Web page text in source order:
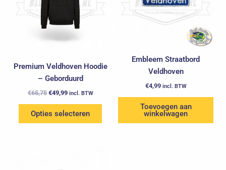
Premium Veldhoven Hoodie
– Geborduurd
€65,75 €49,99 incl. BTW
Opties selecteren
variaties.
Deze
optie
kan
worden
op
de
productpagina
Embleem Straatbord
Veldhoven
€4,99 incl. BTW
Toevoegen aan
winkelwagen